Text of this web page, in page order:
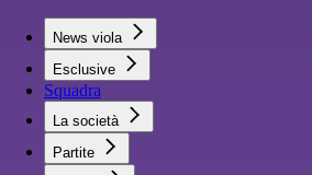
News viola
Esclusive
Squadra
La società
Partite